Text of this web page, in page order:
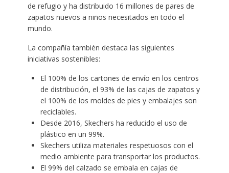
de refugio y ha distribuido 16 millones de pares de
zapatos nuevos a niños necesitados en todo el
mundo.
La compañía también destaca las siguientes
iniciativas sostenibles:
El 100% de los cartones de envío en los centros
de distribución, el 93% de las cajas de zapatos y
el 100% de los moldes de pies y embalajes son
reciclables.
Desde 2016, Skechers ha reducido el uso de
plástico en un 99%.
Skechers utiliza materiales respetuosos con el
medio ambiente para transportar los productos.
El 99% del calzado se embala en cajas de